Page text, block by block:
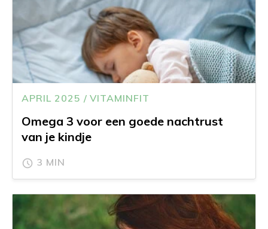
APRIL 2025 / VITAMINFIT
Omega 3 voor een goede nachtrust
van je kindje
3 MIN